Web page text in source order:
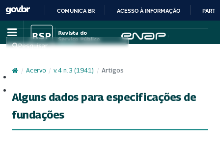
IR
PARA
CONTEÚDO
COMUNICA BR ACESSO À INFORMAÇÃO
Pesquisar
/ Acervo / v. 4 n. 3 (1941) / Artigos
Alguns dados para especificações de
fundações